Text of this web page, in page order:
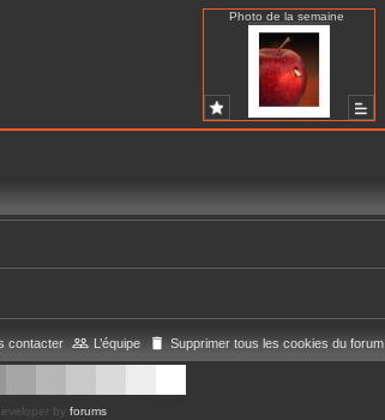
Photo de la semaine
Supprimer tous les cookies du forum
L’équipe
contacter
by forums